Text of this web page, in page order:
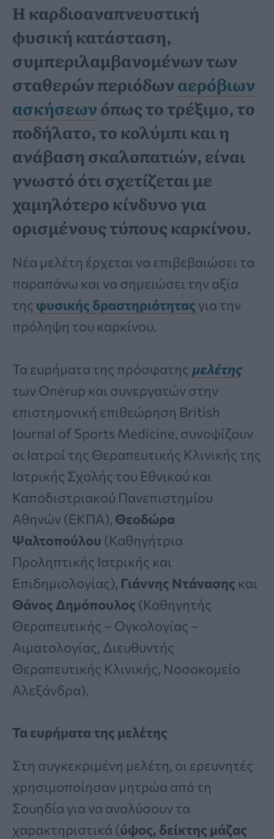
Η καρδιοαναπνευστική
φυσική κατάσταση,
συμπεριλαμβανομένων των
σταθερών περιόδωναερόβιων
ασκήσεωνόπως το τρέξιμο, το
ποδήλατο, το κολύμπι και η
ανάβαση σκαλοπατιών, είναι
γνωστό ότι σχετίζεται με
χαμηλότερο κίνδυνο για
ορισμένους τύπους καρκίνου.
Νέα μελέτη έρχεται να επιβεβαιώσει τα
παραπάνω και να σημειώσει την αξία
της φυσικής δραστηριότητας για την
πρόληψη του καρκίνου.
Τα ευρήματα της πρόσφατης μελέτης
των Onerup και συνεργατών στην
επιστημονική επιθεώρηση British
Journal of Sports Medicine, συνοψίζουν
οι Ιατροί της Θεραπευτικής Κλινικής της
Ιατρικής Σχολής του Εθνικού και
Καποδιστριακού Πανεπιστημίου
Αθηνών (ΕΚΠΑ), Θεοδώρα
Ψαλτοπούλου (Καθηγήτρια
Προληπτικής Ιατρικής και
Επιδημιολογίας), Γιάννης Ντάνασης και
Θάνος Δημόπουλος (Καθηγητής
Θεραπευτικής – Ογκολογίας –
Αιματολογίας, Διευθυντής
Θεραπευτικής Κλινικής, Νοσοκομείο
Αλεξάνδρα).
Τα ευρήματα της μελέτης
Στη συγκεκριμένη μελέτη, οι ερευνητές
χρησιμοποίησαν μητρώα από τη
Σουηδία για να αναλύσουν τα
χαρακτηριστικά (ύψος, δείκτης μάζας